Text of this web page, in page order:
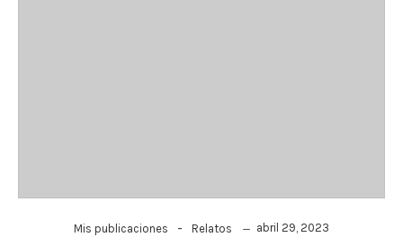
Mis publicaciones - Relatos abril 29, 2023